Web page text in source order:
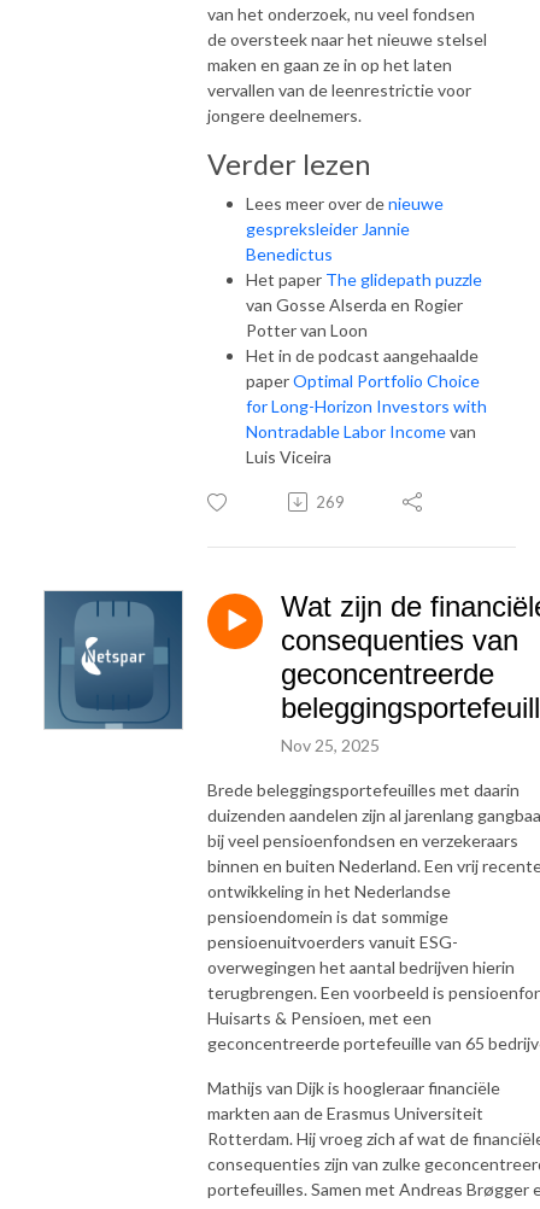
van het onderzoek, nu veel fondsen
de oversteek naar het nieuwe stelsel
maken en gaan ze in op het laten
vervallen van de leenrestrictie voor
jongere deelnemers.
Verder lezen
Lees meer over denieuwe
gespreksleider Jannie
Benedictus
Het paper The glidepath puzzle
van Gosse Alserda en Rogier
Potter van Loon
Het in de podcast aangehaalde
paperOptimal Portfolio Choice
for Long-Horizon Investors with
Nontradable Labor Incomevan
Luis Viceira
269
Wat zijn de
consequenties van
geconcentreerde
Nov 25, 2025
Brede beleggingsportefeuilles met daarin
duizenden aandelen zijn al jarenlang
bij veel pensioenfondsen en verzekeraars
binnen en buiten Nederland. Een vrij
ontwikkeling in het Nederlandse
pensioendomein is dat sommige
pensioenuitvoerders vanuit ESG-
overwegingen het aantal bedrijven hierin
terugbrengen. Een voorbeeld is
Huisarts & Pensioen, met een
geconcentreerde portefeuille van 65
Mathijs van Dijk is hoogleraar financiële
markten aan de Erasmus Universiteit
Rotterdam. Hij vroeg zich af wat de
consequenties zijn van zulke
portefeuilles. Samen met Andreas Brøgger